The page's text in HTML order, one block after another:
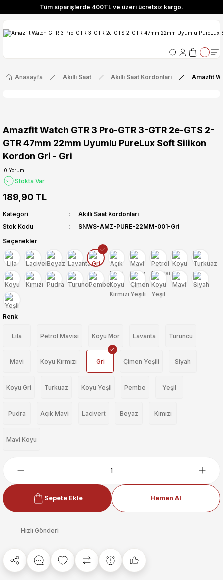
Tüm siparişlerde 400TL ve üzeri ücretsiz kargo.
Özel! YENI10 koduyla 400 TL ve üzeri alışverişlerinizde %10 indirim
Tüm siparişlerde 400TL ve üzeri ücretsiz kargo.
Özel! YENI10 koduyla 400 TL ve üzeri alışverişlerinizde %10 indirim
Anasayfa Akıllı Saat Akıllı Saat Kordonları Amazfit
Amazfit Watch GTR 3 Pro-GTR 3-GTR 2e-GTS 2-
GTR 47mm 22mm Uyumlu PureLux Soft Silikon
Kordon Gri - Gri
0 Yorum
Stokta Var
189,90 TL
Kategori
Akıllı Saat Kordonları
Stok Kodu
SNWS-AMZ-PURE-22MM-001-Gri
Seçenekler
Renk
Lila Petrol Mavisi Koyu Mor Lavanta Turuncu
Mavi Koyu Kırmızı Gri Çimen Yeşili Siyah
Koyu Gri Turkuaz Koyu Yeşil Pembe Yeşil
Pudra Açık Mavi Lacivert Beyaz Kımızı
Mavi Koyu
Sepete Ekle Hemen Al
Hızlı Gönderi